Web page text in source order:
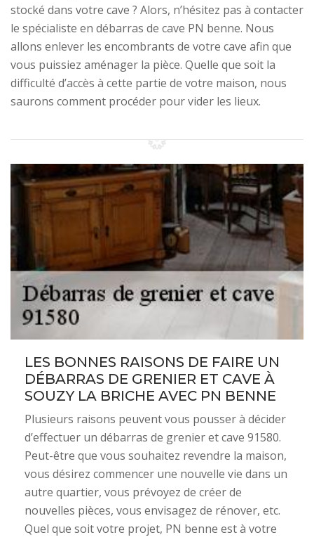
stocké dans votre cave ? Alors, n’hésitez pas à contacter
le spécialiste en débarras de cave PN benne. Nous
allons enlever les encombrants de votre cave afin que
vous puissiez aménager la pièce. Quelle que soit la
difficulté d’accès à cette partie de votre maison, nous
saurons comment procéder pour vider les lieux.
LES BONNES RAISONS DE FAIRE UN
DÉBARRAS DE GRENIER ET CAVE À
SOUZY LA BRICHE AVEC PN BENNE
Plusieurs raisons peuvent vous pousser à décider
d’effectuer un débarras de grenier et cave 91580.
Peut-être que vous souhaitez revendre la maison,
vous désirez commencer une nouvelle vie dans un
autre quartier, vous prévoyez de créer de
nouvelles pièces, vous envisagez de rénover, etc.
Quel que soit votre projet, PN benne est à votre